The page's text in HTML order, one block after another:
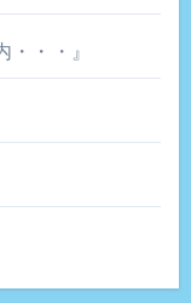
・・』